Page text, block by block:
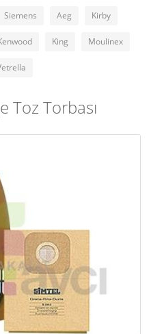
Siemens Aeg Kirby
King Moulinex
Toz Torbası